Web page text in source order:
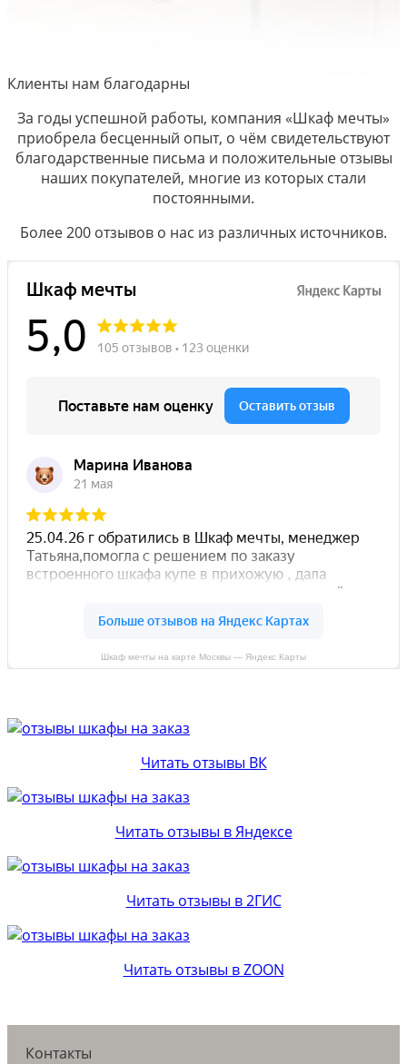
Клиенты нам благодарны
За годы успешной работы, компания «Шкаф мечты»
приобрела бесценный опыт, о чём свидетельствуют
благодарственные письма и положительные отзывы
наших покупателей, многие из которых стали
постоянными.
Более 200 отзывов о нас из различных источников.
Шкаф мечты на карте Москвы — Яндекс Карты
Читать отзывы ВК
Читать отзывы в Яндексе
Читать отзывы в 2ГИС
Читать отзывы в ZOON
Контакты